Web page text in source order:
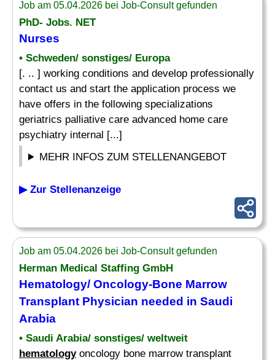
Job am 05.04.2026 bei Job-Consult gefunden
PhD- Jobs. NET
Nurses
• Schweden/ sonstiges/ Europa
[. .. ] working conditions and develop professionally
contact us and start the application process we
have offers in the following specializations
geriatrics palliative care advanced home care
psychiatry internal [...]
MEHR INFOS ZUM STELLENANGEBOT
▶ Zur Stellenanzeige
Job am 05.04.2026 bei Job-Consult gefunden
Herman Medical Staffing GmbH
Hematology/ Oncology-Bone Marrow
Transplant Physician needed in Saudi
Arabia
• Saudi Arabia/ sonstiges/ weltweit
hematologyoncology bone marrow transplant